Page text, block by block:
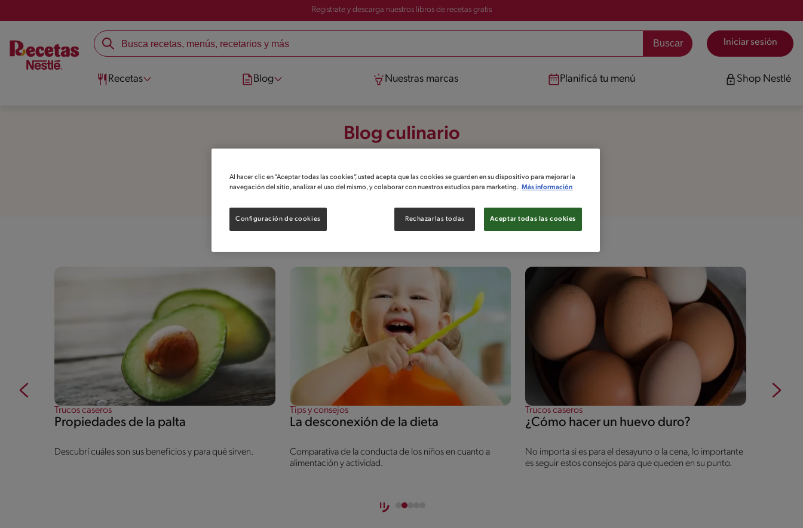
Registrate y descarga nuestros libros de recetas gratis
Iniciar sesión
Recetas Blog Nuestras marcas Planificá tu menú Shop Nestlé
Blog culinario
Todos los artículos Trucos caseros Tips y consejos
Trucos caseros
Propiedades de la palta
Descubrí cuáles son sus beneficios y para qué sirven.
Tips y consejos
La desconexión de la dieta
Comparativa de la conducta de los niños en cuanto a
alimentación y actividad.
Trucos caseros
¿Cómo hacer un huevo duro?
No importa si es para el desayuno o la cena, lo importante
es seguir estos consejos para que queden en su punto.
Al hacer clic en “Aceptar todas las cookies”, usted acepta que las cookies se guarden en su dispositivo para mejorar la
navegación del sitio, analizar el uso del mismo, y colaborar con nuestros estudios para marketing. Más información
Rechazarlas todas Aceptar todas las cookies
Configuración de cookies